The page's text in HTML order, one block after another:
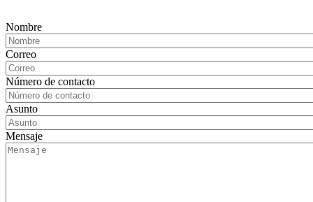
Nombre
Correo
Número de contacto
Asunto
Mensaje